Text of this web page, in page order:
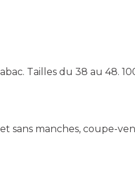
Tailles du 38 au 48.
sans manches, coupe-